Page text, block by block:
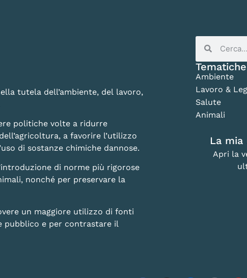
tutela dell’ambiente, del lavoro,
politiche volte a ridurre
a favorire l’utilizzo
di sostanze chimiche dannose.
di norme più rigorose
nonché per preservare la
un maggiore utilizzo di fonti
pubblico e per contrastare il
Tematiche
Ambiente
Lavoro &
Salute
Animali
La
Apri la